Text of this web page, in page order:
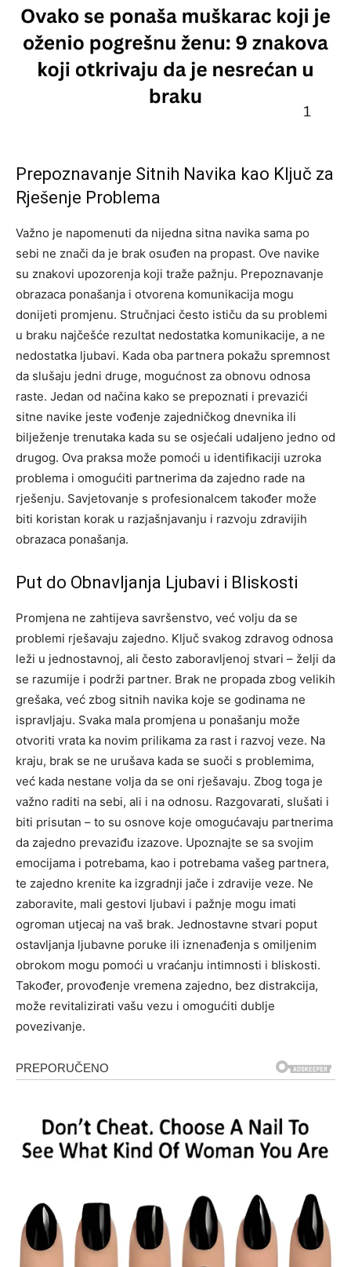
Prepoznavanje Sitnih Navika kao Ključ za
Rješenje Problema
Važno je napomenuti da nijedna sitna navika sama po
sebi ne znači da je brak osuđen na propast. Ove navike
su znakovi upozorenja koji traže pažnju. Prepoznavanje
obrazaca ponašanja i otvorena komunikacija mogu
donijeti promjenu. Stručnjaci često ističu da su problemi
u braku najčešće rezultat nedostatka komunikacije, a ne
nedostatka ljubavi. Kada oba partnera pokažu spremnost
da slušaju jedni druge, mogućnost za obnovu odnosa
raste. Jedan od načina kako se prepoznati i prevazići
sitne navike jeste vođenje zajedničkog dnevnika ili
bilježenje trenutaka kada su se osjećali udaljeno jedno od
drugog. Ova praksa može pomoći u identifikaciji uzroka
problema i omogućiti partnerima da zajedno rade na
rješenju. Savjetovanje s profesionalcem također može
biti koristan korak u razjašnjavanju i razvoju zdravijih
obrazaca ponašanja.
Put do Obnavljanja Ljubavi i Bliskosti
Promjena ne zahtijeva savršenstvo, već volju da se
problemi rješavaju zajedno. Ključ svakog zdravog odnosa
leži u jednostavnoj, ali često zaboravljenoj stvari – želji da
se razumije i podrži partner. Brak ne propada zbog velikih
grešaka, već zbog sitnih navika koje se godinama ne
ispravljaju. Svaka mala promjena u ponašanju može
otvoriti vrata ka novim prilikama za rast i razvoj veze. Na
kraju, brak se ne urušava kada se suoči s problemima,
već kada nestane volja da se oni rješavaju. Zbog toga je
važno raditi na sebi, ali i na odnosu. Razgovarati, slušati i
biti prisutan – to su osnove koje omogućavaju partnerima
da zajedno prevaziđu izazove. Upoznajte se sa svojim
emocijama i potrebama, kao i potrebama vašeg partnera,
te zajedno krenite ka izgradnji jače i zdravije veze. Ne
zaboravite, mali gestovi ljubavi i pažnje mogu imati
ogroman utjecaj na vaš brak. Jednostavne stvari poput
ostavljanja ljubavne poruke ili iznenađenja s omiljenim
obrokom mogu pomoći u vraćanju intimnosti i bliskosti.
Također, provođenje vremena zajedno, bez distrakcija,
može revitalizirati vašu vezu i omogućiti dublje
povezivanje.